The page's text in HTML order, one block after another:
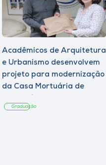
Acadêmicos de Arquitetura
e Urbanismo desenvolvem
projeto para modernização
da Casa Mortuária de
Graduação